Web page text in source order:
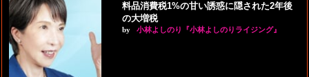
料品消費税1%の甘い誘惑に隠された2年後
の大増税
by 小林よしのり『小林よしのりライジング』